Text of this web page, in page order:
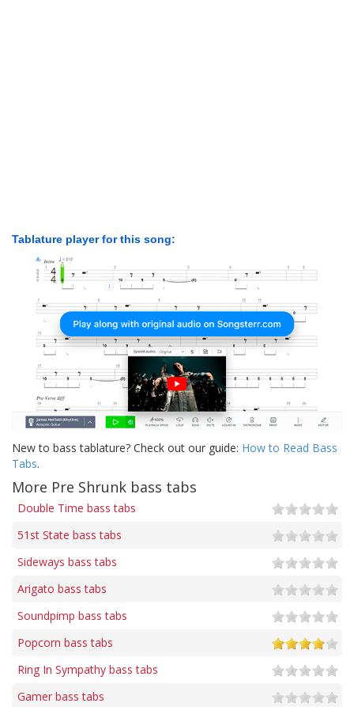
Tablature player for this song:
New to bass tablature? Check out our guide: How to Read Bass
Tabs.
More Pre Shrunk bass tabs
Double Time bass tabs
51st State bass tabs
Sideways bass tabs
Arigato bass tabs
Soundpimp bass tabs
Popcorn bass tabs
Ring In Sympathy bass tabs
Gamer bass tabs